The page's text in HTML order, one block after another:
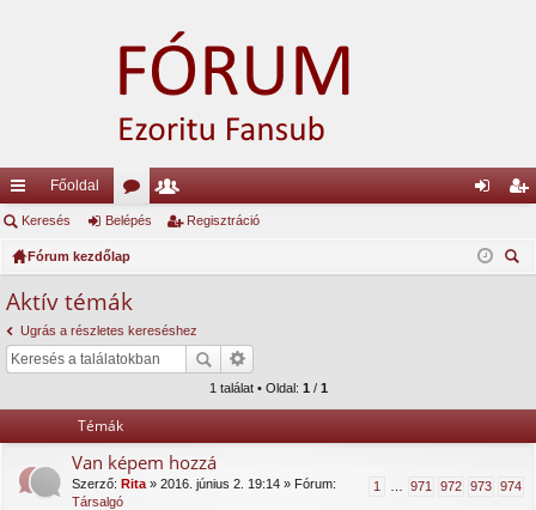
yo
rs
lin
ke
k
Főoldal
ór
u
m
ok
ag
ép is
Keresés Belépés Regisztráció
Fórum kezdőlap
Aktív témák
Ugrás a részletes kereséshez
1 találat • Oldal: 1 / 1
Témák
Van képem hozzá
1 971 972 973 974
Szerző: Rita » 2016. június 2. 19:14 » Fórum:
Társalgó